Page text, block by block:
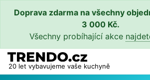
Doprava zdarma na všechny
3 000 Kč.
Všechny probíhající akce
20 let vybavujeme vaše kuchyně